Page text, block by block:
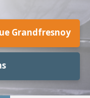
Grandfresnoy